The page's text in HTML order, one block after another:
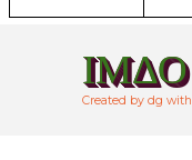
Created by dg with
ΙΜΔΟ